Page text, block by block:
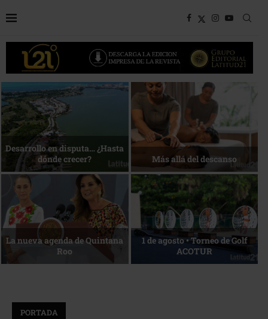
Bottega, un viaje servido a la
mesa
Energía que Impulsa la
competitividad
Reconocimiento de viajeros La esencia del servicio
PORTADA